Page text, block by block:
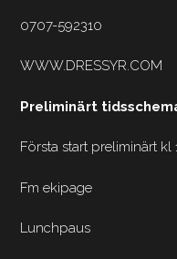
0707-592310
WWW.DRESSYR.COM
Preliminärt
Första start preliminärt kl
Fm ekipage
Lunchpaus